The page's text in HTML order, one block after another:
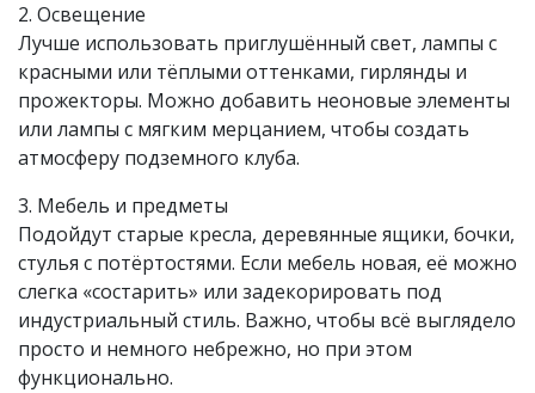
2. Освещение
Лучше использовать приглушённый свет, лампы с
красными или тёплыми оттенками, гирлянды и
прожекторы. Можно добавить неоновые элементы
или лампы с мягким мерцанием, чтобы создать
атмосферу подземного клуба.
3. Мебель и предметы
Подойдут старые кресла, деревянные ящики, бочки,
стулья с потёртостями. Если мебель новая, её можно
слегка «состарить» или задекорировать под
индустриальный стиль. Важно, чтобы всё выглядело
просто и немного небрежно, но при этом
функционально.